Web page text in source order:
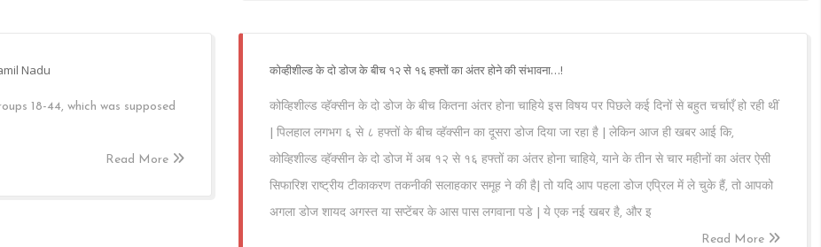
Nadu
18-44, which was supposed
Read More
कोव्हीशील्ड के दो डोज के बीच १२ से १६ हफ्तों का अंतर होने की संभावना…!
कोव्हिशील्ड व्हॅक्सीन के दो डोज के बीच कितना अंतर होना चाहिये इस विषय पर पिछले कई दिनों से बहुत चर्चाएँ हो रही थीं
| पिलहाल लगभग ६ से ८ हफ्तों के बीच व्हॅक्सीन का दूसरा डोज दिया जा रहा है | लेकिन आज ही खबर आई कि,
कोव्हिशील्ड व्हॅक्सीन के दो डोज में अब १२ से १६ हफ्तों का अंतर होना चाहिये, याने के तीन से चार महीनों का अंतर ऐसी
सिफारिश राष्ट्रीय टीकाकरण तकनीकी सलाहकार समूह ने की है| तो यदि आप पहला डोज एप्रिल में ले चुके हैं, तो आपको
अगला डोज शायद अगस्त या सप्टेंबर के आस पास लगवाना पडे | ये एक नई खबर है, और इ
Read More